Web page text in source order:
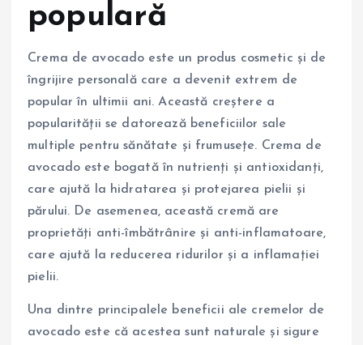
populară
Crema de avocado este un produs cosmetic și de
îngrijire personală care a devenit extrem de
popular în ultimii ani. Această creștere a
popularității se datorează beneficiilor sale
multiple pentru sănătate și frumusețe. Crema de
avocado este bogată în nutrienți și antioxidanți,
care ajută la hidratarea și protejarea pielii și
părului. De asemenea, această cremă are
proprietăți anti-îmbătrânire și anti-inflamatoare,
care ajută la reducerea ridurilor și a inflamației
pielii.
Una dintre principalele beneficii ale cremelor de
avocado este că acestea sunt naturale și sigure